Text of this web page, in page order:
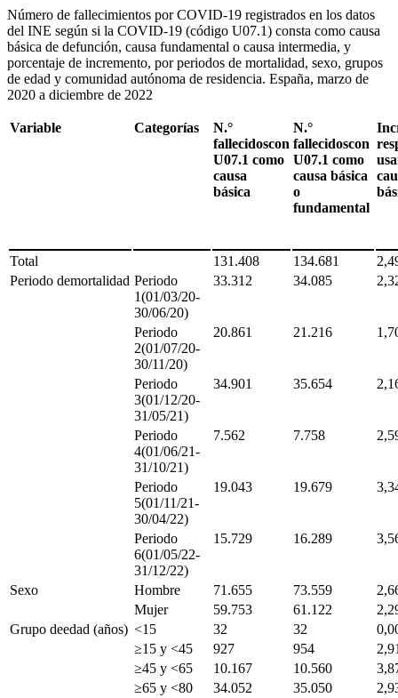
Número de fallecimientos por COVID-19 registrados en los datos
del INE según si la COVID-19 (código U07.1) consta como causa
básica de defunción, causa fundamental o causa intermedia, y
porcentaje de incremento, por periodos de mortalidad, sexo, grupos
de edad y comunidad autónoma de residencia. España, marzo de
2020 a diciembre de 2022
Variable Categorías
N.°
fallecidoscon
U07.1 como
causa
básica
N.°
fallecidoscon
U07.1 como
causa básica
o
fundamental
Total 131.408 134.681
Periodo demortalidad Periodo
1(01/03/20-
30/06/20)
33.312 34.085
Periodo
2(01/07/20-
30/11/20)
20.861 21.216
Periodo
3(01/12/20-
31/05/21)
34.901 35.654
Periodo
4(01/06/21-
31/10/21)
7.562 7.758
Periodo
5(01/11/21-
30/04/22)
19.043 19.679
Periodo
6(01/05/22-
31/12/22)
15.729 16.289
Sexo Hombre 71.655 73.559
Mujer
59.753 61.122
Grupo deedad (años) <15 32 32
≥15 y <45 927 954
≥45 y <65 10.167 10.560
≥65 y <80 34.052 35.050